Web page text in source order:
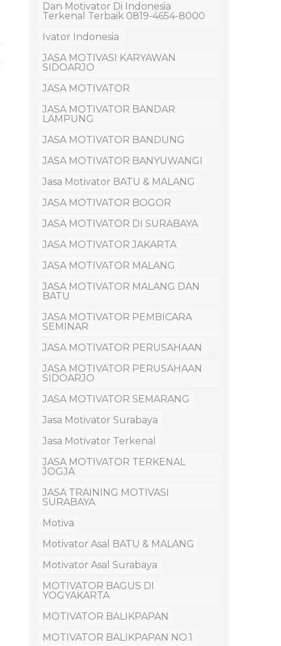
Dan Motivator Di Indonesia
Terkenal Terbaik 0819-4654-8000
Ivator Indonesia
JASA MOTIVASI KARYAWAN
SIDOARJO
JASA MOTIVATOR
JASA MOTIVATOR BANDAR
LAMPUNG
JASA MOTIVATOR BANDUNG
JASA MOTIVATOR BANYUWANGI
Jasa Motivator BATU & MALANG
JASA MOTIVATOR BOGOR
JASA MOTIVATOR DI SURABAYA
JASA MOTIVATOR JAKARTA
JASA MOTIVATOR MALANG
JASA MOTIVATOR MALANG DAN
BATU
JASA MOTIVATOR PEMBICARA
SEMINAR
JASA MOTIVATOR PERUSAHAAN
JASA MOTIVATOR PERUSAHAAN
SIDOARJO
JASA MOTIVATOR SEMARANG
Jasa Motivator Surabaya
Jasa Motivator Terkenal
JASA MOTIVATOR TERKENAL
JOGJA
JASA TRAINING MOTIVASI
SURABAYA
Motiva
Motivator Asal BATU & MALANG
Motivator Asal Surabaya
MOTIVATOR BAGUS DI
YOGYAKARTA
MOTIVATOR BALIKPAPAN
MOTIVATOR BALIKPAPAN NO.1